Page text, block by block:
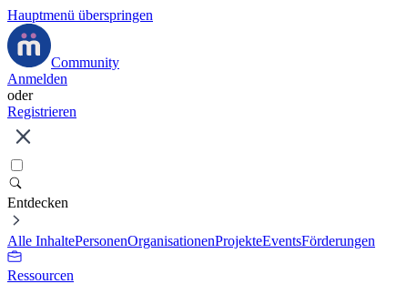
Hauptmenü überspringen
Community
Anmelden
oder
Registrieren
Entdecken
Alle InhaltePersonenOrganisationenProjekteEventsFörderungen
Ressourcen